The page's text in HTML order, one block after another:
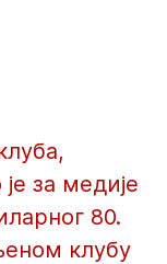
за медије
80.
клубу